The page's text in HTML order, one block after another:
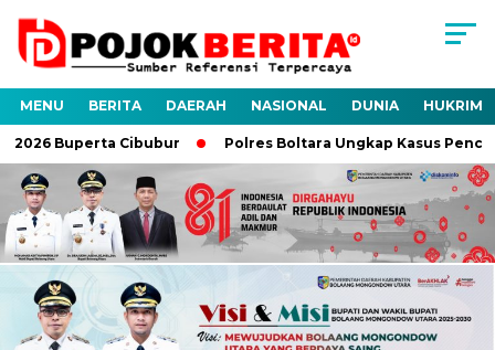
MENU BERITA DAERAH NASIONAL DUNIA HUKRIM
Cibubur Polres Boltara Ungkap Kasus Pencurian